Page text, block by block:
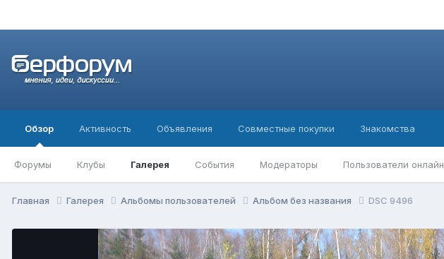
Обзор
Форумы Клубы Галерея События Модераторы Пользователи онлайн
Активность Объявления Совместные покупки Знакомства
Главная Галерея Альбомы пользователей Альбом без названия DSC 9496